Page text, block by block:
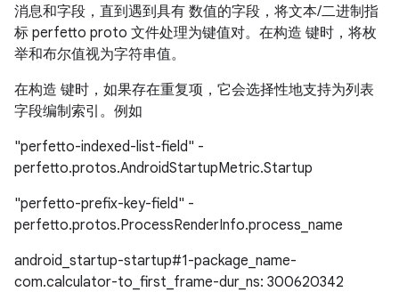
消息和字段，直到遇到具有 数值的字段，将文本/二进制指
标 perfetto proto 文件处理为键值对。在构造 键时，将枚
举和布尔值视为字符串值。
在构造 键时，如果存在重复项，它会选择性地支持为列表
字段编制索引。例如
"perfetto-indexed-list-field" -
perfetto.protos.AndroidStartupMetric.Startup
"perfetto-prefix-key-field" -
perfetto.protos.ProcessRenderInfo.process_name
android_startup-startup#1-package_name-
com.calculator-to_first_frame-dur_ns: 300620342